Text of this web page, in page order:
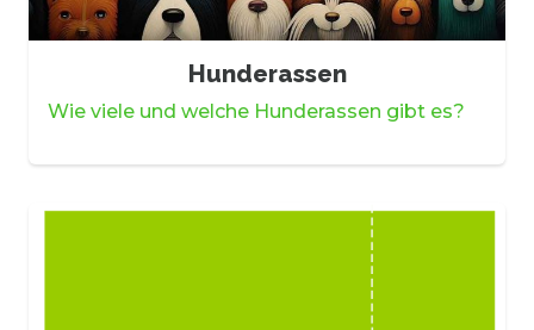
Hunderassen
Wie viele und welche Hunderassen gibt es?